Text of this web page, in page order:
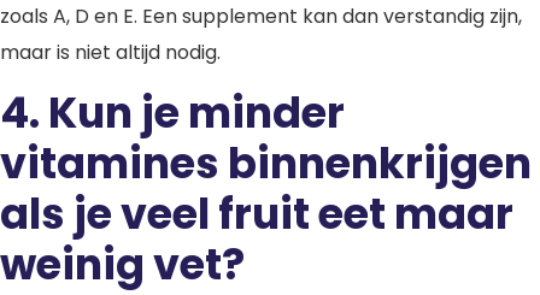
zoals A, D en E. Een supplement kan dan verstandig zijn,
maar is niet altijd nodig.
4. Kun je minder
vitamines binnenkrijgen
als je veel fruit eet maar
weinig vet?